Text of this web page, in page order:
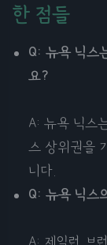
한 점들
Q: 뉴욕 닉스
요?
A: 뉴욕 닉스
스 상위권을
니다.
Q: 뉴욕 닉스
A: 제일런 브